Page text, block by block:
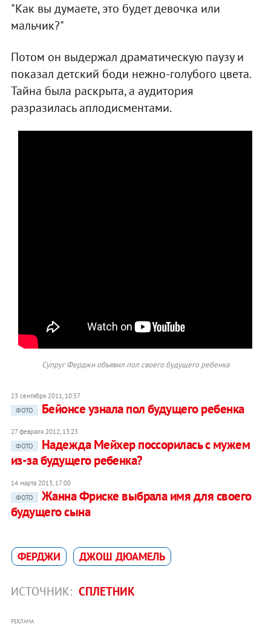
"Как вы думаете, это будет девочка или
мальчик?"
Потом он выдержал драматическую паузу и
показал детский боди нежно-голубого цвета.
Тайна была раскрыта, а аудитория
разразилась аплодисментами.
Супруг Ферджи объявил пол своего будущего ребенка
23 сентября 2011, 10:37
ФОТО
Бейонсе узнала пол будущего ребенка
27 февраля 2012, 13:23
ФОТО
Надежда Мейхер поссорилась с мужем
из-за будущего ребенка?
14 марта 2013, 17:00
ФОТО
Жанна Фриске выбрала имя для своего
будущего сына
ФЕРДЖИ ДЖОШ ДЮАМЕЛЬ
ИСТОЧНИК: СПЛЕТНИК
РЕКЛАМА